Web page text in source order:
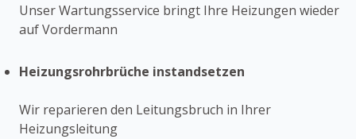
Unser Wartungsservice bringt Ihre Heizungen wieder
auf Vordermann
Heizungsrohrbrüche instandsetzen
Wir reparieren den Leitungsbruch in Ihrer
Heizungsleitung